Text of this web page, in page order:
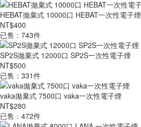
HEBAT拋棄式 10000口 HEBAT一次性電子煙
NT$400
已售：743件
SP2S拋棄式 12000口 SP2S一次性電子煙
NT$500
已售：331件
vaka拋棄式 7500口 vaka一次性電子煙
NT$280
已售：472件